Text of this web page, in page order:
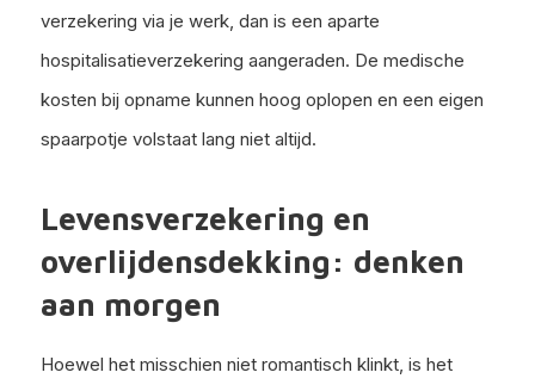
verzekering via je werk, dan is een aparte
hospitalisatieverzekering aangeraden. De medische
kosten bij opname kunnen hoog oplopen en een eigen
spaarpotje volstaat lang niet altijd.
Levensverzekering en
overlijdensdekking: denken
aan morgen
Hoewel het misschien niet romantisch klinkt, is het